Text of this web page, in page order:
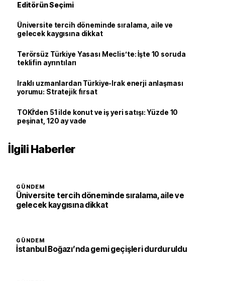
Editörün Seçimi
Üniversite tercih döneminde sıralama, aile ve
gelecek kaygısına dikkat
Terörsüz Türkiye Yasası Meclis’te: İşte 10 soruda
teklifin ayrıntıları
Iraklı uzmanlardan Türkiye-Irak enerji anlaşması
yorumu: Stratejik fırsat
TOKİ’den 51 ilde konut ve iş yeri satışı: Yüzde 10
peşinat, 120 ay vade
İlgili Haberler
GÜNDEM
Üniversite tercih döneminde sıralama, aile ve
gelecek kaygısına dikkat
GÜNDEM
İstanbul Boğazı’nda gemi geçişleri durduruldu